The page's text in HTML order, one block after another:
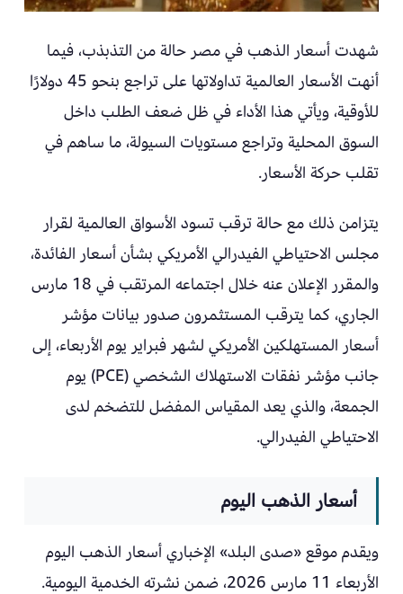
شهدت أسعار الذهب في مصر حالة من التذبذب، فيما
أنهت الأسعار العالمية تداولاتها على تراجع بنحو 45 دولارًا
للأوقية، ويأتي هذا الأداء في ظل ضعف الطلب داخل
السوق المحلية وتراجع مستويات السيولة، ما ساهم في
تقلب حركة الأسعار.
يتزامن ذلك مع حالة ترقب تسود الأسواق العالمية لقرار
مجلس الاحتياطي الفيدرالي الأمريكي بشأن أسعار الفائدة،
والمقرر الإعلان عنه خلال اجتماعه المرتقب في 18 مارس
الجاري، كما يترقب المستثمرون صدور بيانات مؤشر
أسعار المستهلكين الأمريكي لشهر فبراير يوم الأربعاء، إلى
جانب مؤشر نفقات الاستهلاك الشخصي (PCE) يوم
الجمعة، والذي يعد المقياس المفضل للتضخم لدى
الاحتياطي الفيدرالي.
أسعار الذهب اليوم
ويقدم موقع «صدى البلد» الإخباري أسعار الذهب اليوم
الأربعاء 11 مارس 2026، ضمن نشرته الخدمية اليومية.